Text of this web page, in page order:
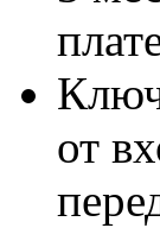
от